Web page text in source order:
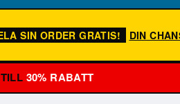
SIN ORDER GRATIS! DIN
30% RABATT